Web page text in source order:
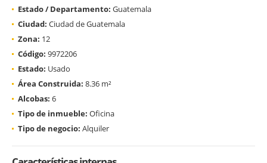
Estado / Departamento: Guatemala
Ciudad: Ciudad de Guatemala
Zona: 12
Código: 9972206
Estado: Usado
Área Construida: 8.36 m²
Alcobas: 6
Tipo de inmueble: Oficina
Tipo de negocio: Alquiler